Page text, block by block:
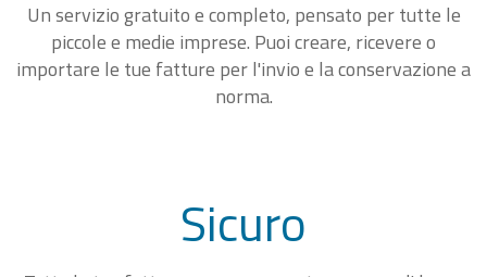
Un servizio gratuito e completo, pensato per tutte le
piccole e medie imprese. Puoi creare, ricevere o
importare le tue fatture per l'invio e la conservazione a
norma.
Sicuro